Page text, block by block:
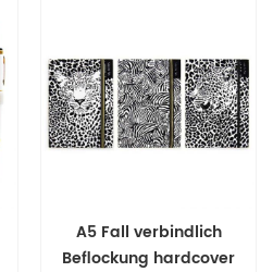
A5 Fall verbindlich
Beflockung hardcover